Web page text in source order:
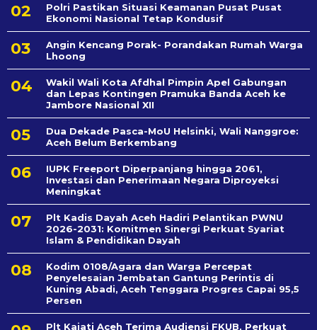
Polri Pastikan Situasi Keamanan Pusat Pusat
Ekonomi Nasional Tetap Kondusif
Angin Kencang Porak- Porandakan Rumah Warga
Lhoong
Wakil Wali Kota Afdhal Pimpin Apel Gabungan
dan Lepas Kontingen Pramuka Banda Aceh ke
Jambore Nasional XII
Dua Dekade Pasca-MoU Helsinki, Wali Nanggroe:
Aceh Belum Berkembang
IUPK Freeport Diperpanjang hingga 2061,
Investasi dan Penerimaan Negara Diproyeksi
Meningkat
Plt Kadis Dayah Aceh Hadiri Pelantikan PWNU
2026-2031: Komitmen Sinergi Perkuat Syariat
Islam & Pendidikan Dayah
Kodim 0108/Agara dan Warga Percepat
Penyelesaian Jembatan Gantung Perintis di
Kuning Abadi, Aceh Tenggara Progres Capai 95,5
Persen
Plt Kajati Aceh Terima Audiensi FKUB, Perkuat